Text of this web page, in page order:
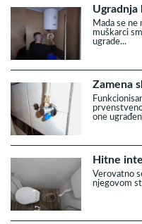
Ugradnja
Mada se ne
muškarci
ugrade...
Zamena
one
Hitne
Verovatno
njegovom